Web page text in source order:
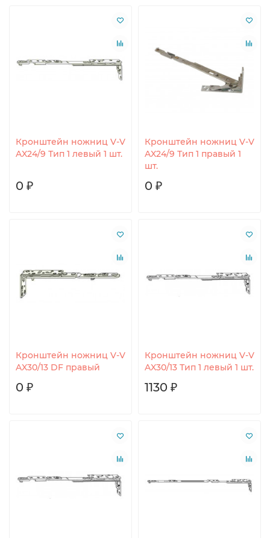
Кронштейн ножниц V-V
AX24/9 Тип 1 левый 1 шт.
0 ₽
Кронштейн ножниц V-V
AX24/9 Тип 1 правый 1
шт.
0 ₽
Кронштейн ножниц V-V
AX30/13 DF правый
0 ₽
Кронштейн ножниц V-V
AX30/13 Тип 1 левый 1 шт.
1130 ₽